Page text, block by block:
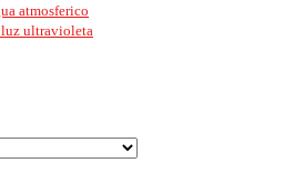
atmosferico
ultravioleta